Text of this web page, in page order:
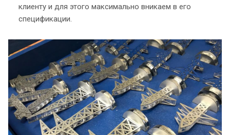
клиенту и для этого максимально вникаем в его
спецификации.